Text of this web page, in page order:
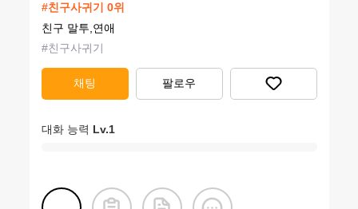
#친구사귀기 0위
친구 말투,연애
#친구사귀기
채팅 팔로우
대화 능력 Lv.1